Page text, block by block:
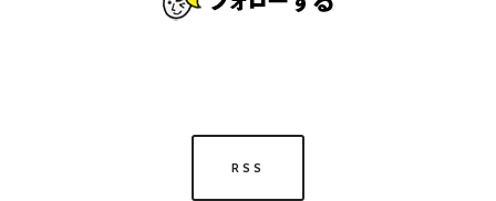
RSS